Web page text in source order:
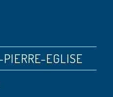
EGLISE